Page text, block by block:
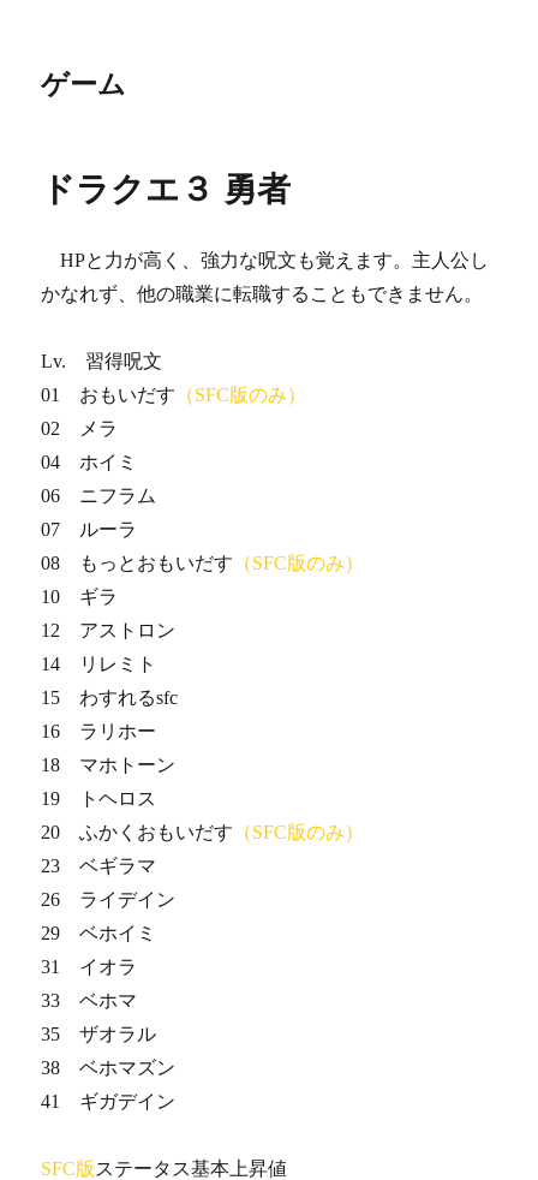
ゲーム
ドラクエ３ 勇者
HPと力が高く、強力な呪文も覚えます。主人公し
かなれず、他の職業に転職することもできません。
Lv. 習得呪文
01 おもいだす （SFC版のみ）
02 メラ
04 ホイミ
06 ニフラム
07 ルーラ
08 もっとおもいだす （SFC版のみ）
10 ギラ
12 アストロン
14 リレミト
15 わすれるsfc
16 ラリホー
18 マホトーン
19 トヘロス
20 ふかくおもいだす （SFC版のみ）
23 ベギラマ
26 ライデイン
29 ベホイミ
31 イオラ
33 ベホマ
35 ザオラル
38 ベホマズン
41 ギガデイン
SFC版 ステータス基本上昇値